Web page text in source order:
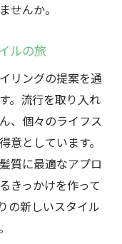
魅力
適な空間
地よさの追求
上の快適さ
地よさの提供
を実感する
想のスタイル
のスタイル
イルの夢
せんか。
ルの旅
リングの提案を通
。流行を取り入れ
、個々のライフス
意としています。
質に最適なアプロ
きっかけを作って
の新しいスタイル